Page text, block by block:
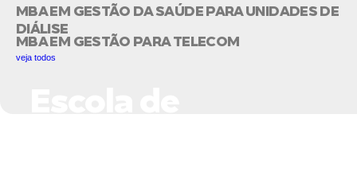
MBA EM GESTÃO DA SAÚDE PARA UNIDADES DE
DIÁLISE
MBA EM GESTÃO PARA TELECOM
veja todos